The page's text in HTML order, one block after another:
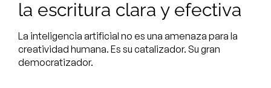
la escritura clara y efectiva
La inteligencia artificial no es una amenaza para la
creatividad humana. Es su catalizador. Su gran
democratizador.